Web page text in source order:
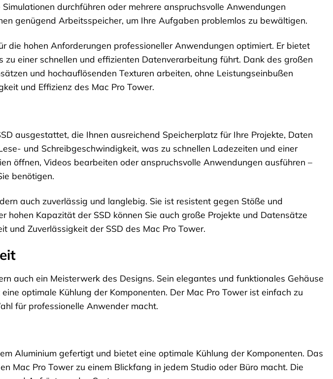
durchführen oder mehrere anspruchsvolle Anwendungen
genügend Arbeitsspeicher, um Ihre Aufgaben problemlos zu bewältigen.
die hohen Anforderungen professioneller Anwendungen optimiert. Er bietet
einer schnellen und effizienten Datenverarbeitung führt. Dank des großen
und hochauflösenden Texturen arbeiten, ohne Leistungseinbußen
und Effizienz des Mac Pro Tower.
ausgestattet, die Ihnen ausreichend Speicherplatz für Ihre Projekte, Daten
und Schreibgeschwindigkeit, was zu schnellen Ladezeiten und einer
öffnen, Videos bearbeiten oder anspruchsvolle Anwendungen ausführen –
benötigen.
auch zuverlässig und langlebig. Sie ist resistent gegen Stöße und
hohen Kapazität der SSD können Sie auch große Projekte und Datensätze
und Zuverlässigkeit der SSD des Mac Pro Tower.
auch ein Meisterwerk des Designs. Sein elegantes und funktionales Gehäuse
optimale Kühlung der Komponenten. Der Mac Pro Tower ist einfach zu
für professionelle Anwender macht.
Aluminium gefertigt und bietet eine optimale Kühlung der Komponenten. Das
Mac Pro Tower zu einem Blickfang in jedem Studio oder Büro macht. Die